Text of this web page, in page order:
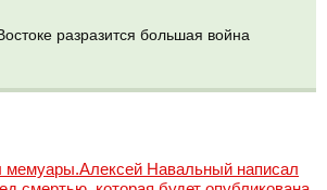
разразится большая война
мемуары.Алексей Навальный написал